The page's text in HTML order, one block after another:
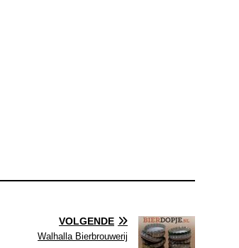
VOLGENDE
Walhalla Bierbrouwerij